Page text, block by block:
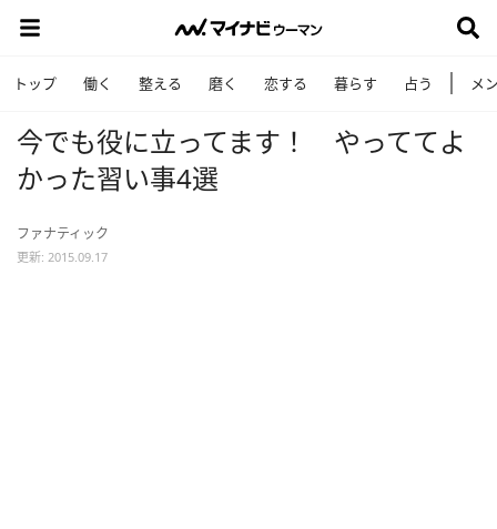
トップ 働く 整える 磨く 恋する 暮らす 占う メ
今でも役に立ってます！ やっててよ
かった習い事4選
ファナティック
更新: 2015.09.17